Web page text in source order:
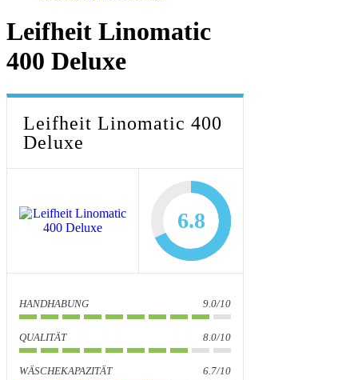
Leifheit Linomatic
400 Deluxe
Leifheit Linomatic 400
Deluxe
6.8
HANDHABUNG 9.0/10
QUALITÄT 8.0/10
WÄSCHEKAPAZITÄT 6.7/10